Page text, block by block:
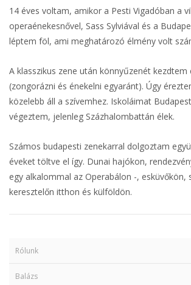
14 éves voltam, amikor a Pesti Vigadóban a
operaénekesnővel, Sass Sylviával és a
léptem föl, ami meghatározó élmény volt
A klasszikus zene után könnyűzenét kezdtem
(zongorázni és énekelni egyaránt). Úgy
közelebb áll a szívemhez. Iskoláimat
végeztem, jelenleg Százhalombattán élek.
Számos budapesti zenekarral dolgoztam
éveket töltve el így. Dunai hajókon,
egy alkalommal az Operabálon -, esküvőkön,
keresztelőn itthon és külföldön.
Rólunk
Balázs